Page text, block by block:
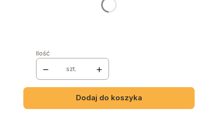
Ilość
szt.
Dodaj do koszyka